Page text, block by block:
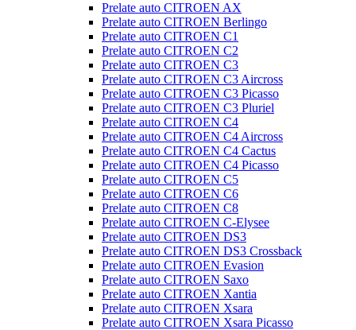
Prelate auto CITROEN AX
Prelate auto CITROEN Berlingo
Prelate auto CITROEN C1
Prelate auto CITROEN C2
Prelate auto CITROEN C3
Prelate auto CITROEN C3 Aircross
Prelate auto CITROEN C3 Picasso
Prelate auto CITROEN C3 Pluriel
Prelate auto CITROEN C4
Prelate auto CITROEN C4 Aircross
Prelate auto CITROEN C4 Cactus
Prelate auto CITROEN C4 Picasso
Prelate auto CITROEN C5
Prelate auto CITROEN C6
Prelate auto CITROEN C8
Prelate auto CITROEN C-Elysee
Prelate auto CITROEN DS3
Prelate auto CITROEN DS3 Crossback
Prelate auto CITROEN Evasion
Prelate auto CITROEN Saxo
Prelate auto CITROEN Xantia
Prelate auto CITROEN Xsara
Prelate auto CITROEN Xsara Picasso